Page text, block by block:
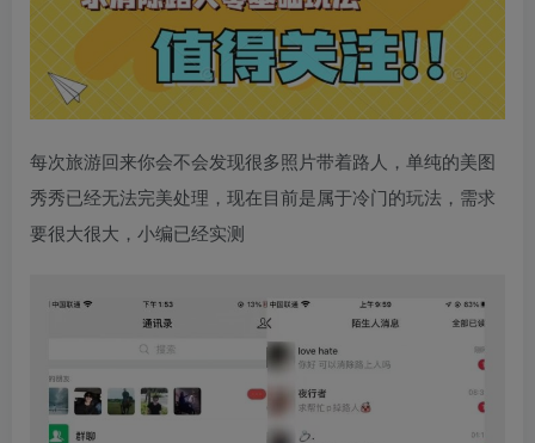
每次旅游回来你会不会发现很多照片带着路人，单纯的美图
秀秀已经无法完美处理，现在目前是属于冷门的玩法，需求
要很大很大，小编已经实测